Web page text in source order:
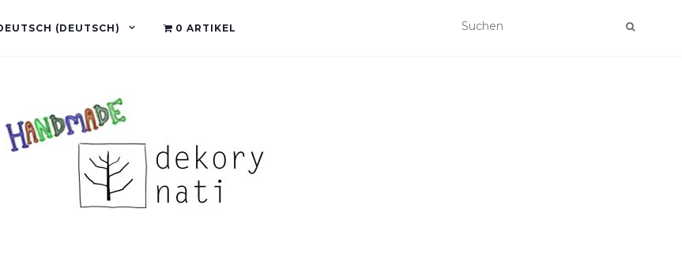
(DEUTSCH) 0 ARTIKEL